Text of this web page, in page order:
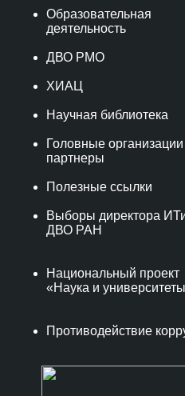
Образовательная
деятельность
ДВО РМО
ХИАЦ
Научная библиотека
Головные организации
партнеры
Полезные ссылки
Выборы директора
ДВО РАН
Национальный проект
«Наука и
Противодействие